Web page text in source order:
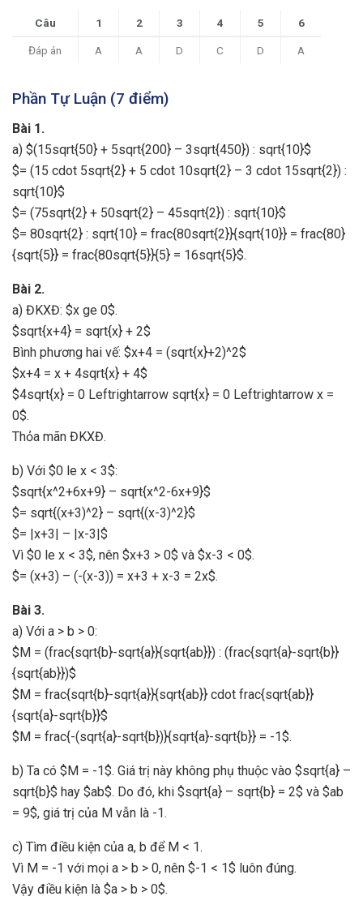
Câu 1 2 3 4 5 6
Đáp án A A D C D A
Phần Tự Luận (7 điểm)
Bài 1.
a) $(15sqrt{50} + 5sqrt{200} – 3sqrt{450}) : sqrt{10}$
$= (15 cdot 5sqrt{2} + 5 cdot 10sqrt{2} – 3 cdot 15sqrt{2}) :
sqrt{10}$
$= (75sqrt{2} + 50sqrt{2} – 45sqrt{2}) : sqrt{10}$
$= 80sqrt{2} : sqrt{10} = frac{80sqrt{2}}{sqrt{10}} = frac{80}
{sqrt{5}} = frac{80sqrt{5}}{5} = 16sqrt{5}$.
Bài 2.
a) ĐKXĐ: $x ge 0$.
$sqrt{x+4} = sqrt{x} + 2$
Bình phương hai vế: $x+4 = (sqrt{x}+2)^2$
$x+4 = x + 4sqrt{x} + 4$
$4sqrt{x} = 0 Leftrightarrow sqrt{x} = 0 Leftrightarrow x =
0$.
Thỏa mãn ĐKXĐ.
b) Với $0 le x < 3$:
$sqrt{x^2+6x+9} – sqrt{x^2-6x+9}$
$= sqrt{(x+3)^2} – sqrt{(x-3)^2}$
$= |x+3| – |x-3|$
Vì $0 le x < 3$, nên $x+3 > 0$ và $x-3 < 0$.
$= (x+3) – (-(x-3)) = x+3 + x-3 = 2x$.
Bài 3.
a) Với a > b > 0:
$M = (frac{sqrt{b}-sqrt{a}}{sqrt{ab}}) : (frac{sqrt{a}-sqrt{b}}
{sqrt{ab}})$
$M = frac{sqrt{b}-sqrt{a}}{sqrt{ab}} cdot frac{sqrt{ab}}
{sqrt{a}-sqrt{b}}$
$M = frac{-(sqrt{a}-sqrt{b})}{sqrt{a}-sqrt{b}} = -1$.
b) Ta có $M = -1$. Giá trị này không phụ thuộc vào $sqrt{a} –
sqrt{b}$ hay $ab$. Do đó, khi $sqrt{a} – sqrt{b} = 2$ và $ab
= 9$, giá trị của M vẫn là -1.
c) Tìm điều kiện của a, b để M < 1.
Vì M = -1 với mọi a > b > 0, nên $-1 < 1$ luôn đúng.
Vậy điều kiện là $a > b > 0$.